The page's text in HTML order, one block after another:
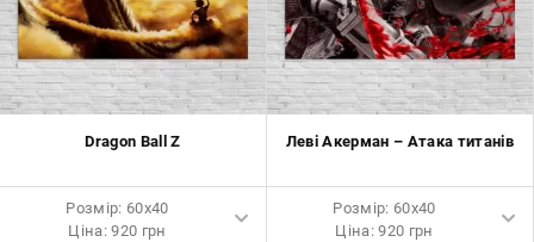
Розмір: 70x70 Ціна: 1550 грн
Розмір: 80x80 Ціна: 1650 грн
Розмір: 90x90 Ціна: 1800 грн
Розмір: 100x100 Ціна: 2500
грн
Розмір: 70x70 Ціна: 1550 грн
Розмір: 80x80 Ціна: 1650 грн
Розмір: 90x90 Ціна: 1800 грн
Розмір: 100x100 Ціна: 2500
грн
Dragon Ball Z
Розмір: 60x40
Ціна: 920 грн
Леві Акерман – Атака титанів
Розмір: 60x40
Ціна: 920 грн